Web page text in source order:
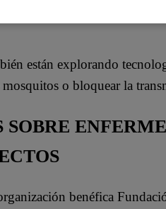
temprana de un brote
están explorando
o bloquear la
benéfica